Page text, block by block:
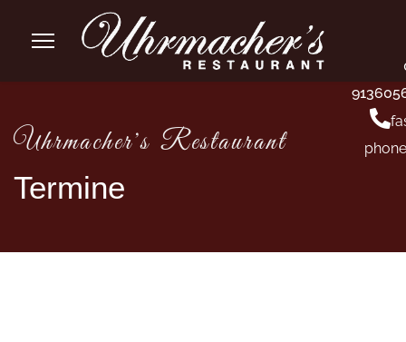
Uhrmacher's Restaurant
Termine